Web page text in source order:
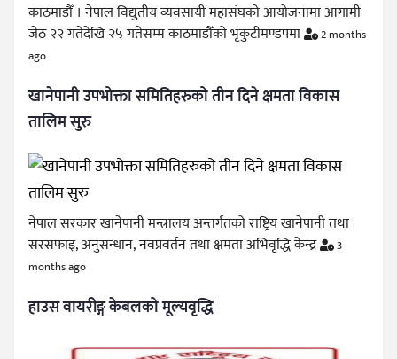
काठमाडौँ । नेपाल विद्युतीय व्यवसायी महासंघको आयोजनामा आगामी
जेठ २२ गतेदेखि २५ गतेसम्म काठमाडौँको भृकुटीमण्डपमा
2 months
ago
खानेपानी उपभोक्ता समितिहरुको तीन दिने क्षमता विकास
तालिम सुरु
नेपाल सरकार खानेपानी मन्त्रालय अन्तर्गतको राष्ट्रिय खानेपानी तथा
सरसफाइ, अनुसन्धान, नवप्रवर्तन तथा क्षमता अभिवृद्धि केन्द्र
3
months ago
हाउस वायरीङ्ग केबलको मूल्यवृद्धि